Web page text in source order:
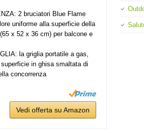
2 bruciatori Blue Flame
uniforme alla superficie della
x 52 x 36 cm) per balcone e
la griglia portatile a gas,
in ghisa smaltata di
concorrenza
Vedi offerta su Amazon